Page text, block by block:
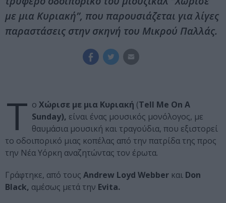
με μια Κυριακή”, που παρουσιάζεται για λίγες
παραστάσεις στην σκηνή του Μικρού Παλλάς.
Τ ο Χώρισε με μια Κυριακή (Tell Me On A
Sunday), είναι ένας μουσικός μονόλογος, με
θαυμάσια μουσική και τραγούδια, που εξιστορεί
το οδοιπορικό μιας κοπέλας από την πατρίδα της προς
την Νέα Υόρκη αναζητώντας τον έρωτα.
Γράφτηκε, από τους Andrew Loyd Webber και Don
Black, αμέσως μετά την Evita.